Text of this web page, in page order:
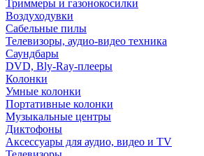
Триммеры и газонокосилки
Воздуходувки
Сабельные пилы
Телевизоры, аудио-видео техника
Саундбары
DVD, Bly-Ray-плееры
Колонки
Умные колонки
Портативные колонки
Музыкальные центры
Диктофоны
Аксессуары для аудио, видео и TV